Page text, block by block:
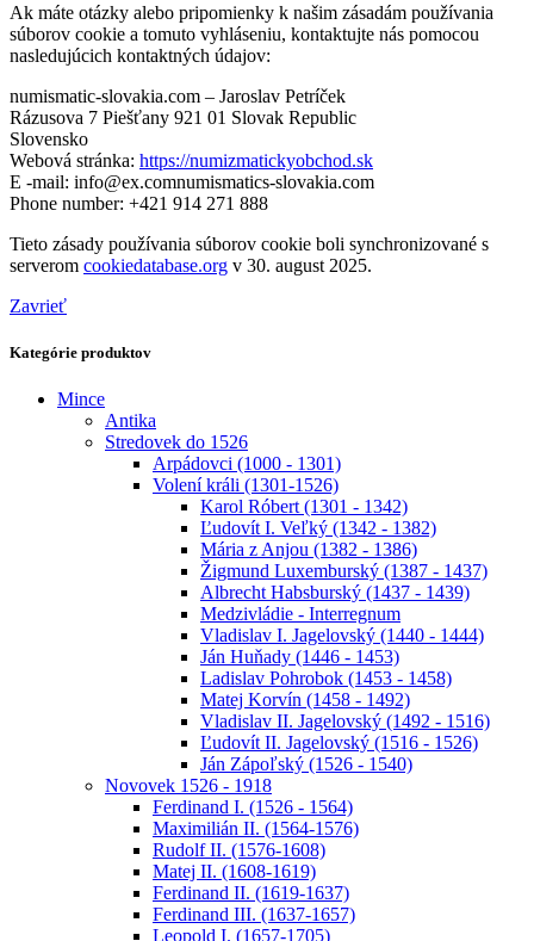
Ak máte otázky alebo pripomienky k našim zásadám používania
súborov cookie a tomuto vyhláseniu, kontaktujte nás pomocou
nasledujúcich kontaktných údajov:
numismatic-slovakia.com – Jaroslav Petríček
Rázusova 7 Piešťany 921 01 Slovak Republic
Slovensko
Webová stránka: https://numizmatickyobchod.sk
E -mail: info@ex.comnumismatics-slovakia.com
Phone number: +421 914 271 888
Tieto zásady používania súborov cookie boli synchronizované s
serverom cookiedatabase.org v 30. august 2025.
Zavrieť
Kategórie produktov
Mince
Antika
Stredovek do 1526
Arpádovci (1000 - 1301)
Volení králi (1301-1526)
Karol Róbert (1301 - 1342)
Ľudovít I. Veľký (1342 - 1382)
Mária z Anjou (1382 - 1386)
Žigmund Luxemburský (1387 - 1437)
Albrecht Habsburský (1437 - 1439)
Medzivládie - Interregnum
Vladislav I. Jagelovský (1440 - 1444)
Ján Huňady (1446 - 1453)
Ladislav Pohrobok (1453 - 1458)
Matej Korvín (1458 - 1492)
Vladislav II. Jagelovský (1492 - 1516)
Ľudovít II. Jagelovský (1516 - 1526)
Ján Zápoľský (1526 - 1540)
Novovek 1526 - 1918
Ferdinand I. (1526 - 1564)
Maximilián II. (1564-1576)
Rudolf II. (1576-1608)
Matej II. (1608-1619)
Ferdinand II. (1619-1637)
Ferdinand III. (1637-1657)
Leopold I. (1657-1705)